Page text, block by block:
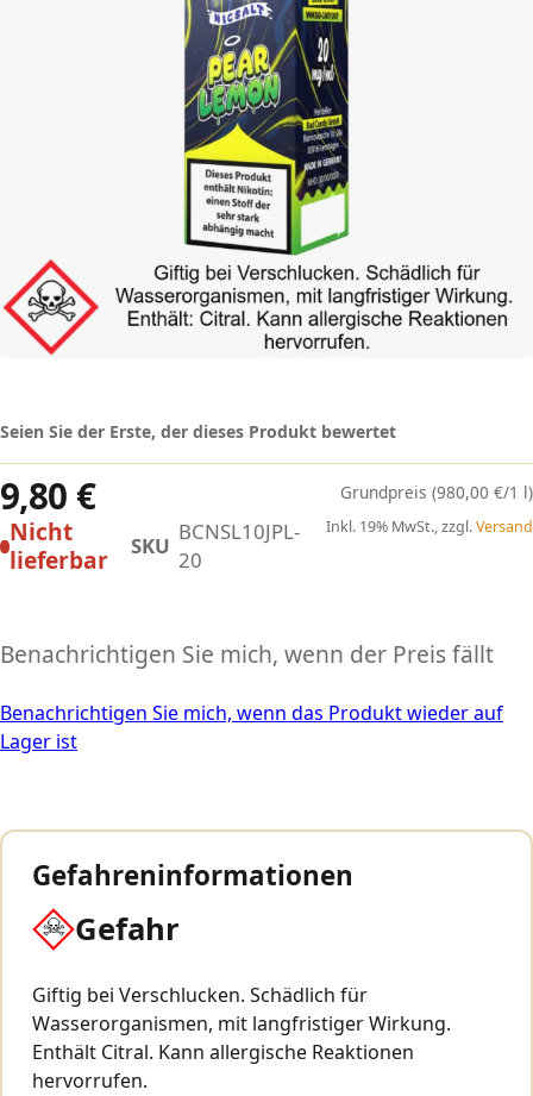
Nicht
lieferbar
SKU
BCNSL10JPL-
20
Seien Sie der Erste, der dieses Produkt bewertet
9,80 € (980,00 €/1 l)
Inkl. 19% MwSt., zzgl.Versand
Benachrichtigen Sie mich, wenn der Preis fällt
Benachrichtigen Sie mich, wenn das Produkt wieder auf
Lager ist
Gefahreninformationen
Gefahr
Giftig bei Verschlucken. Schädlich für
Wasserorganismen, mit langfristiger Wirkung.
Enthält Citral. Kann allergische Reaktionen
hervorrufen.